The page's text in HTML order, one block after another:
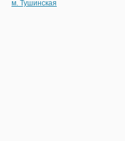
м. Тушинская